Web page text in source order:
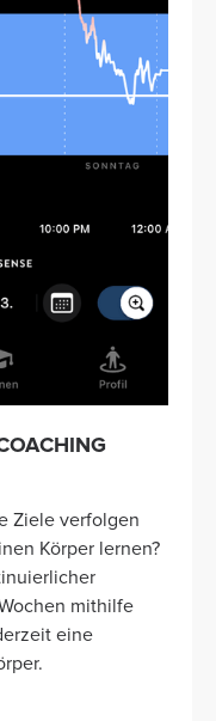
Ziele verfolgen
Körper lernen?
mithilfe
eine